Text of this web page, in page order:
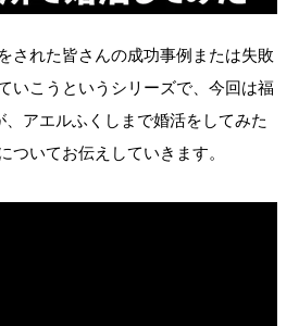
された皆さんの成功事例または失敗
いこうというシリーズで、今回は福
アエルふくしまで婚活をしてみた
ついてお伝えしていきます。